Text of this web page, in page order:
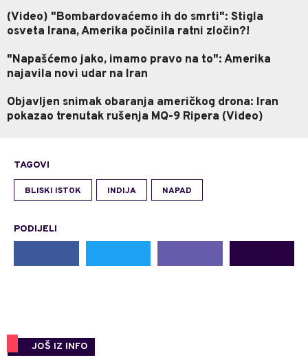
(Video) "Bombardovaćemo ih do smrti": Stigla
osveta Irana, Amerika počinila ratni zločin?!
"Napašćemo jako, imamo pravo na to": Amerika
najavila novi udar na Iran
Objavljen snimak obaranja američkog drona: Iran
pokazao trenutak rušenja MQ-9 Ripera (Video)
TAGOVI
BLISKI ISTOK INDIJA NAPAD
PODIJELI
JOŠ IZ INFO